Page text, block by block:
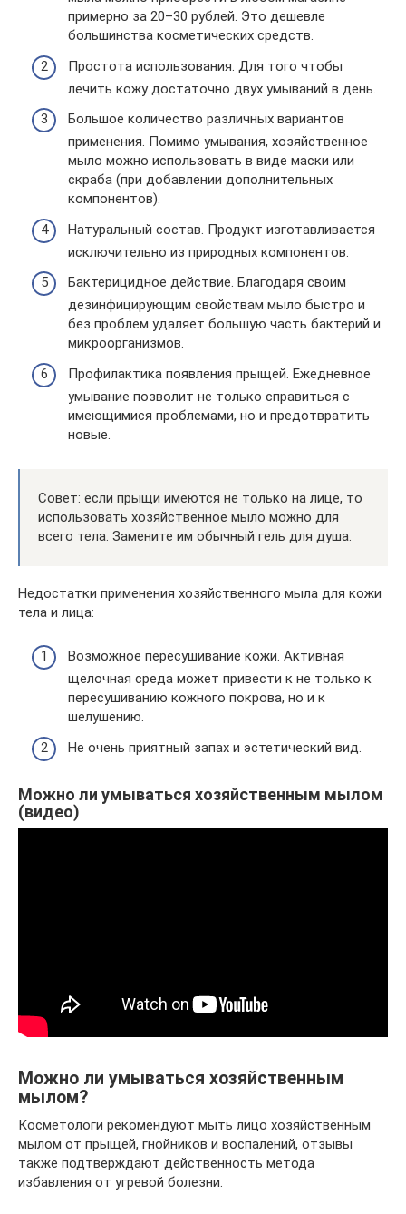
примерно за 20–30 рублей. Это дешевле
большинства косметических средств.
Простота использования. Для того чтобы
лечить кожу достаточно двух умываний в день.
Большое количество различных вариантов
применения. Помимо умывания, хозяйственное
мыло можно использовать в виде маски или
скраба (при добавлении дополнительных
компонентов).
Натуральный состав. Продукт изготавливается
исключительно из природных компонентов.
Бактерицидное действие. Благодаря своим
дезинфицирующим свойствам мыло быстро и
без проблем удаляет большую часть бактерий и
микроорганизмов.
Профилактика появления прыщей. Ежедневное
умывание позволит не только справиться с
имеющимися проблемами, но и предотвратить
новые.
Совет: если прыщи имеются не только на лице, то
использовать хозяйственное мыло можно для
всего тела. Замените им обычный гель для душа.
Недостатки применения хозяйственного мыла для кожи
тела и лица:
Возможное пересушивание кожи. Активная
щелочная среда может привести к не только к
пересушиванию кожного покрова, но и к
шелушению.
Не очень приятный запах и эстетический вид.
Можно ли умываться хозяйственным мылом
(видео)
Можно ли умываться хозяйственным
мылом?
Косметологи рекомендуют мыть лицо хозяйственным
мылом от прыщей, гнойников и воспалений, отзывы
также подтверждают действенность метода
избавления от угревой болезни.